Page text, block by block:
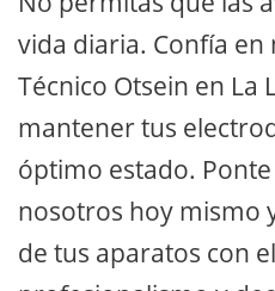
vida diaria. Confía en
Técnico Otsein en La
mantener tus
óptimo estado.
nosotros hoy mismo
de tus aparatos con